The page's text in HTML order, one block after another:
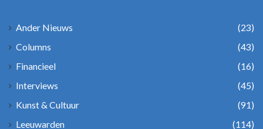
Ander Nieuws
(23)
Columns
(43)
Financieel
(16)
Interviews
(45)
Kunst & Cultuur
(91)
Leeuwarden
(114)